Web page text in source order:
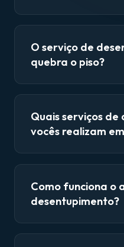
O serviço de
quebra o piso?
Quais serviços
vocês realizam
Como funciona o
desentupimento?